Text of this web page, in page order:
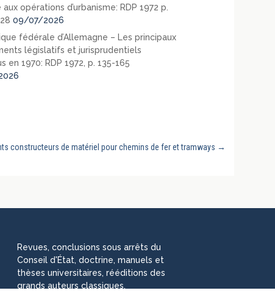
opérations d’urbanisme: RDP 1972 p.
09/07/2026
fédérale d’Allemagne – Les principaux
législatifs et jurisprudentiels
en 1970: RDP 1972, p. 135-165
constructeurs de matériel pour chemins de fer et tramways →
Revues, conclusions sous arrêts du
Conseil d'État, doctrine, manuels et
thèses universitaires, rééditions des
grands auteurs classiques,